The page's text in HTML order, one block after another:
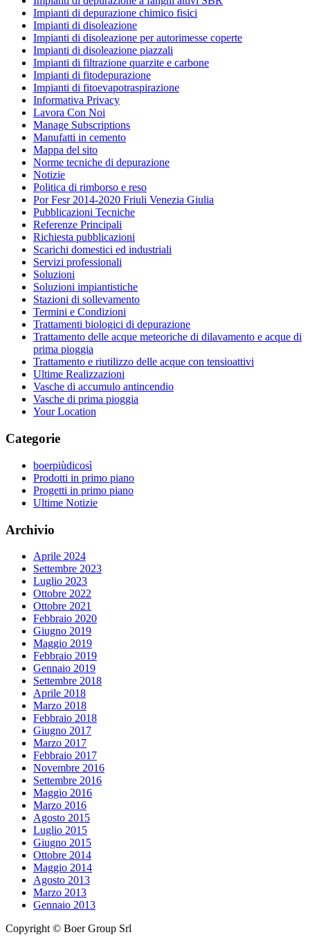
Impianti di depurazione chimico fisici
Impianti di disoleazione
Impianti di disoleazione per autorimesse coperte
Impianti di disoleazione piazzali
Impianti di filtrazione quarzite e carbone
Impianti di fitodepurazione
Impianti di fitoevapotraspirazione
Informativa Privacy
Lavora Con Noi
Manage Subscriptions
Manufatti in cemento
Mappa del sito
Norme tecniche di depurazione
Notizie
Politica di rimborso e reso
Por Fesr 2014-2020 Friuli Venezia Giulia
Pubblicazioni Tecniche
Referenze Principali
Richiesta pubblicazioni
Scarichi domestici ed industriali
Servizi professionali
Soluzioni
Soluzioni impiantistiche
Stazioni di sollevamento
Termini e Condizioni
Trattamenti biologici di depurazione
Trattamento delle acque meteoriche di dilavamento e acque di
prima pioggia
Trattamento e riutilizzo delle acque con tensioattivi
Ultime Realizzazioni
Vasche di accumulo antincendio
Vasche di prima pioggia
Your Location
Categorie
boerpiùdicosì
Prodotti in primo piano
Progetti in primo piano
Ultime Notizie
Archivio
Aprile 2024
Settembre 2023
Luglio 2023
Ottobre 2022
Ottobre 2021
Febbraio 2020
Giugno 2019
Maggio 2019
Febbraio 2019
Gennaio 2019
Settembre 2018
Aprile 2018
Marzo 2018
Febbraio 2018
Giugno 2017
Marzo 2017
Febbraio 2017
Novembre 2016
Settembre 2016
Maggio 2016
Marzo 2016
Agosto 2015
Luglio 2015
Giugno 2015
Ottobre 2014
Maggio 2014
Agosto 2013
Marzo 2013
Gennaio 2013
Copyright © Boer Group Srl